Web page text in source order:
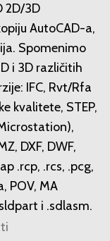
2D/3D
AutoCAD-a,
Spomenimo
i 3D različitih
IFC, Rvt/Rfa
kvalitete, STEP,
DXF, DWF,
.rcp, .rcs, .pcg,
POV, MA
i .sdlasm.